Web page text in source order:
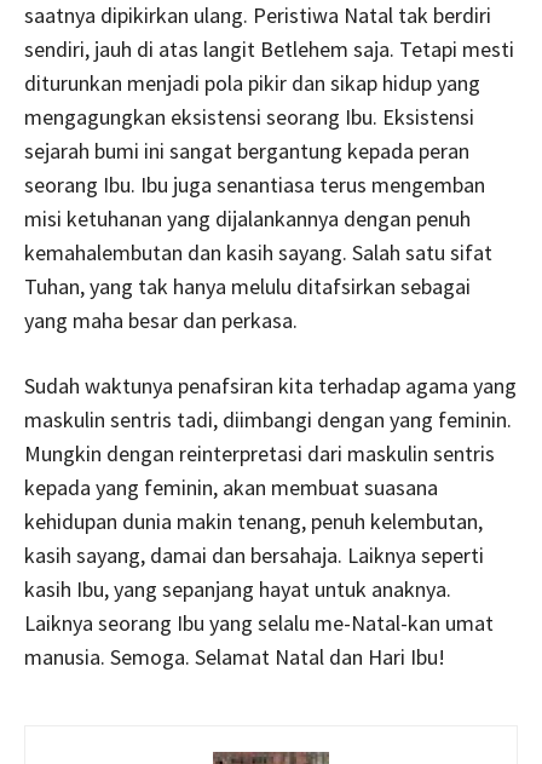
saatnya dipikirkan ulang. Peristiwa Natal tak berdiri
sendiri, jauh di atas langit Betlehem saja. Tetapi mesti
diturunkan menjadi pola pikir dan sikap hidup yang
mengagungkan eksistensi seorang Ibu. Eksistensi
sejarah bumi ini sangat bergantung kepada peran
seorang Ibu. Ibu juga senantiasa terus mengemban
misi ketuhanan yang dijalankannya dengan penuh
kemahalembutan dan kasih sayang. Salah satu sifat
Tuhan, yang tak hanya melulu ditafsirkan sebagai
yang maha besar dan perkasa.
Sudah waktunya penafsiran kita terhadap agama yang
maskulin sentris tadi, diimbangi dengan yang feminin.
Mungkin dengan reinterpretasi dari maskulin sentris
kepada yang feminin, akan membuat suasana
kehidupan dunia makin tenang, penuh kelembutan,
kasih sayang, damai dan bersahaja. Laiknya seperti
kasih Ibu, yang sepanjang hayat untuk anaknya.
Laiknya seorang Ibu yang selalu me-Natal-kan umat
manusia. Semoga. Selamat Natal dan Hari Ibu!